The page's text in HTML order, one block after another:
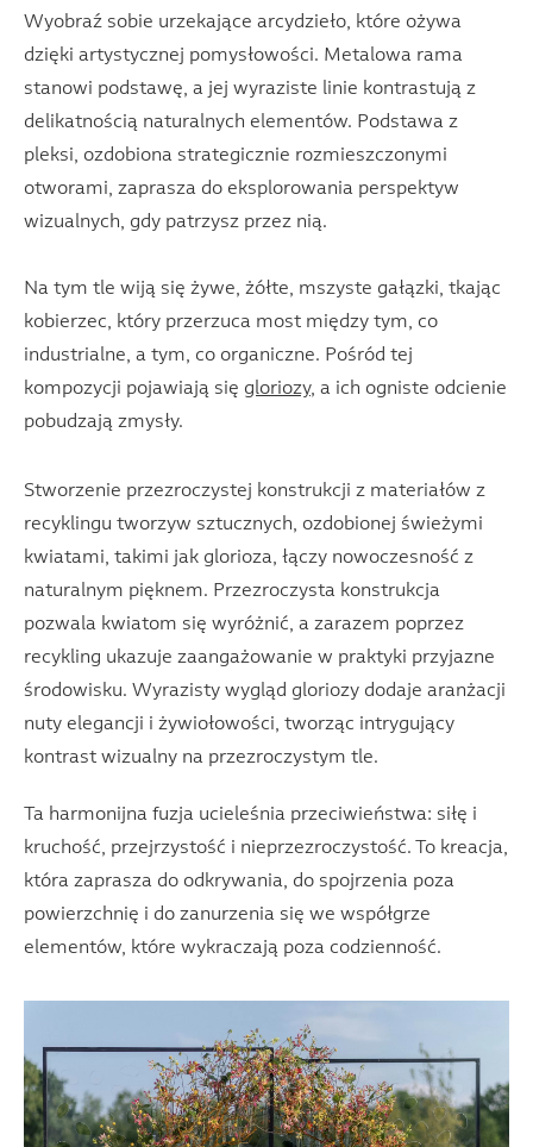
Wyobraź sobie urzekające arcydzieło, które ożywa
dzięki artystycznej pomysłowości. Metalowa rama
stanowi podstawę, a jej wyraziste linie kontrastują z
delikatnością naturalnych elementów. Podstawa z
pleksi, ozdobiona strategicznie rozmieszczonymi
otworami, zaprasza do eksplorowania perspektyw
wizualnych, gdy patrzysz przez nią.
Na tym tle wiją się żywe, żółte, mszyste gałązki, tkając
kobierzec, który przerzuca most między tym, co
industrialne, a tym, co organiczne. Pośród tej
kompozycji pojawiają się gloriozy, a ich ogniste odcienie
pobudzają zmysły.
Stworzenie przezroczystej konstrukcji z materiałów z
recyklingu tworzyw sztucznych, ozdobionej świeżymi
kwiatami, takimi jak glorioza, łączy nowoczesność z
naturalnym pięknem. Przezroczysta konstrukcja
pozwala kwiatom się wyróżnić, a zarazem poprzez
recykling ukazuje zaangażowanie w praktyki przyjazne
środowisku. Wyrazisty wygląd gloriozy dodaje aranżacji
nuty elegancji i żywiołowości, tworząc intrygujący
kontrast wizualny na przezroczystym tle.
Ta harmonijna fuzja ucieleśnia przeciwieństwa: siłę i
kruchość, przejrzystość i nieprzezroczystość. To kreacja,
która zaprasza do odkrywania, do spojrzenia poza
powierzchnię i do zanurzenia się we współgrze
elementów, które wykraczają poza codzienność.